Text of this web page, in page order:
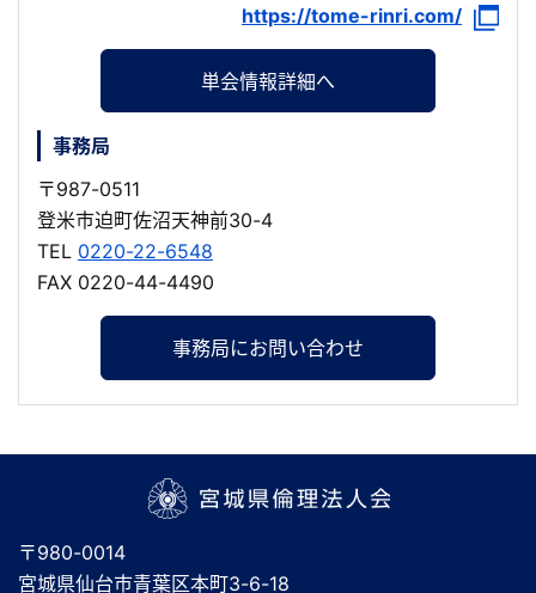
https://tome-rinri.com/
単会情報詳細へ
事務局
〒987-0511
登米市迫町佐沼天神前30-4
TEL 0220-22-6548
FAX 0220-44-4490
事務局にお問い合わせ
〒980-0014
宮城県仙台市青葉区本町3-6-18